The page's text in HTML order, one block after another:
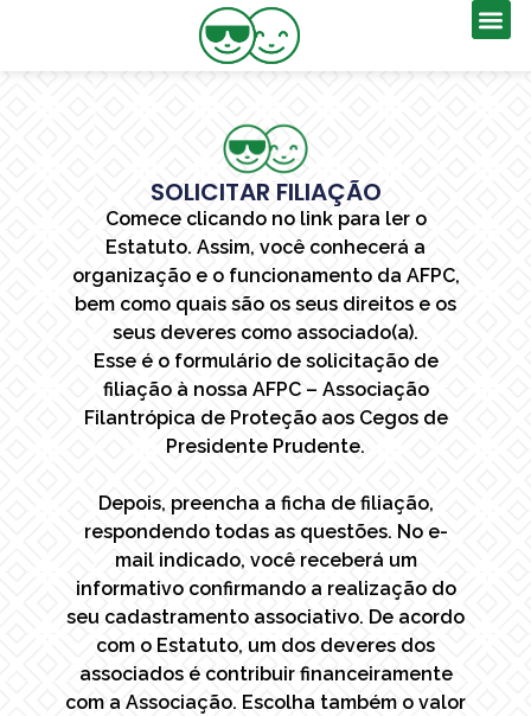
SOLICITAR FILIAÇÃO
Comece clicando no link para ler o
Estatuto. Assim, você conhecerá a
organização e o funcionamento da AFPC,
bem como quais são os seus direitos e os
seus deveres como associado(a).
Esse é o formulário de solicitação de
filiação à nossa AFPC – Associação
Filantrópica de Proteção aos Cegos de
Presidente Prudente.
Depois, preencha a ficha de filiação,
respondendo todas as questões. No e-
mail indicado, você receberá um
informativo confirmando a realização do
seu cadastramento associativo. De acordo
com o Estatuto, um dos deveres dos
associados é contribuir financeiramente
com a Associação. Escolha também o valor